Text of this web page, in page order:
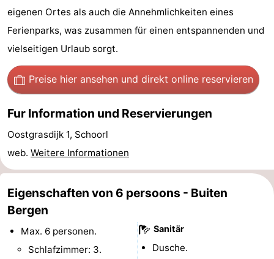
Egmond
Zee
Zimmer
Frühstück)
Lastminutes
Strand
Sehen
&
tun
-
Museen
-
Denkmäler
-
Aussichtspunkte
Attraktionen
-
eigenen Ortes als auch die Annehmlichkeiten eines
Ferienparks, was zusammen für einen entspannenden und
vielseitigen Urlaub sorgt.
Preise hier ansehen und direkt online reservieren
Fur Information und Reservierungen
Oostgrasdijk 1, Schoorl
web. Weitere Informationen
Eigenschaften von 6 persoons - Buiten
Bergen
Max. 6 personen.
Schlafzimmer: 3.
Sanitär
Dusche.